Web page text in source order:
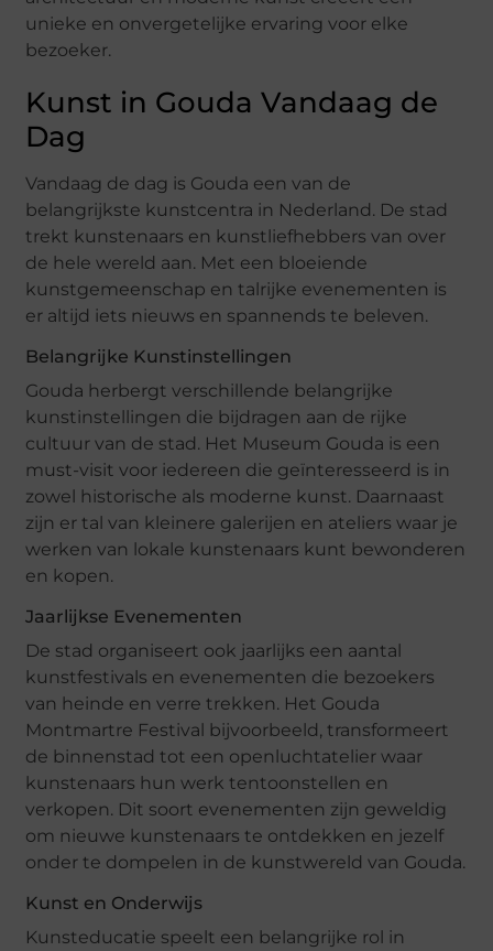
unieke en onvergetelijke ervaring voor elke
bezoeker.
Kunst in Gouda Vandaag de
Dag
Vandaag de dag is Gouda een van de
belangrijkste kunstcentra in Nederland. De stad
trekt kunstenaars en kunstliefhebbers van over
de hele wereld aan. Met een bloeiende
kunstgemeenschap en talrijke evenementen is
er altijd iets nieuws en spannends te beleven.
Belangrijke Kunstinstellingen
Gouda herbergt verschillende belangrijke
kunstinstellingen die bijdragen aan de rijke
cultuur van de stad. Het Museum Gouda is een
must-visit voor iedereen die geïnteresseerd is in
zowel historische als moderne kunst. Daarnaast
zijn er tal van kleinere galerijen en ateliers waar je
werken van lokale kunstenaars kunt bewonderen
en kopen.
Jaarlijkse Evenementen
De stad organiseert ook jaarlijks een aantal
kunstfestivals en evenementen die bezoekers
van heinde en verre trekken. Het Gouda
Montmartre Festival bijvoorbeeld, transformeert
de binnenstad tot een openluchtatelier waar
kunstenaars hun werk tentoonstellen en
verkopen. Dit soort evenementen zijn geweldig
om nieuwe kunstenaars te ontdekken en jezelf
onder te dompelen in de kunstwereld van Gouda.
Kunst en Onderwijs
Kunsteducatie speelt een belangrijke rol in